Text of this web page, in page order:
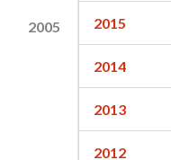
2005 2015
2014
2013
2012